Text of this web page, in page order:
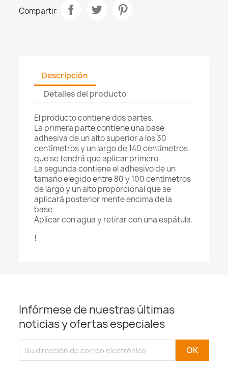
Compartir
Descripción
Detalles del producto
El producto contiene dos partes.
La primera parte contiene una base
adhesiva de un alto superior a los 30
centímetros y un largo de 140 centímetros
que se tendrá que aplicar primero
La segunda contiene el adhesivo de un
tamaño elegido entre 80 y 100 centímetros
de largo y un alto proporcional que se
aplicará posterior mente encima de la
base.
Aplicar con agua y retirar con una espátula.
!
Infórmese de nuestras últimas
noticias y ofertas especiales